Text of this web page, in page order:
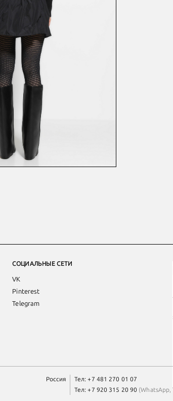
СОЦИАЛЬНЫЕ СЕТИ
VK
Pinterest
Telegram
Россия Тел:+7 481 270 01 07
Тел:+7 920 315 20 90 (WhatsApp,